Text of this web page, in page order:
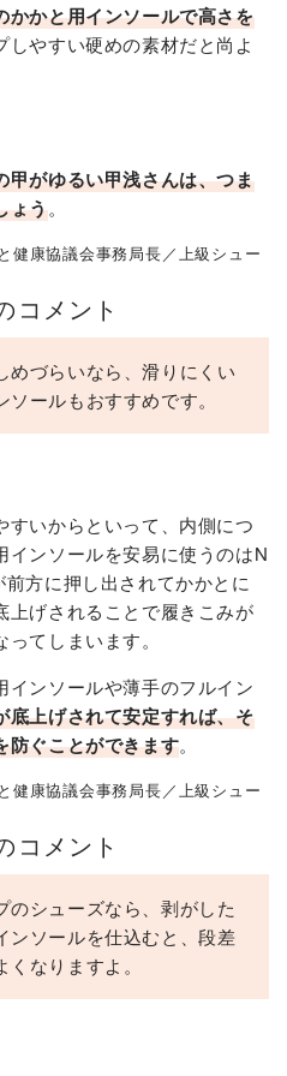
かかと用インソールで高さを
しやすい硬めの素材だと尚よ
甲がゆるい甲浅さんは、つま
ょう。
健康協議会事務局長／上級シュー
コメント
めづらいなら、滑りにくい
ールもおすすめです。
いからといって、内側につ
インソールを安易に使うのはN
方に押し出されてかかとに
上げされることで履きこみが
てしまいます。
インソールや薄手のフルイン
底上げされて安定すれば、そ
防ぐことができます。
健康協議会事務局長／上級シュー
コメント
のシューズなら、剥がした
ンソールを仕込むと、段差
なりますよ。